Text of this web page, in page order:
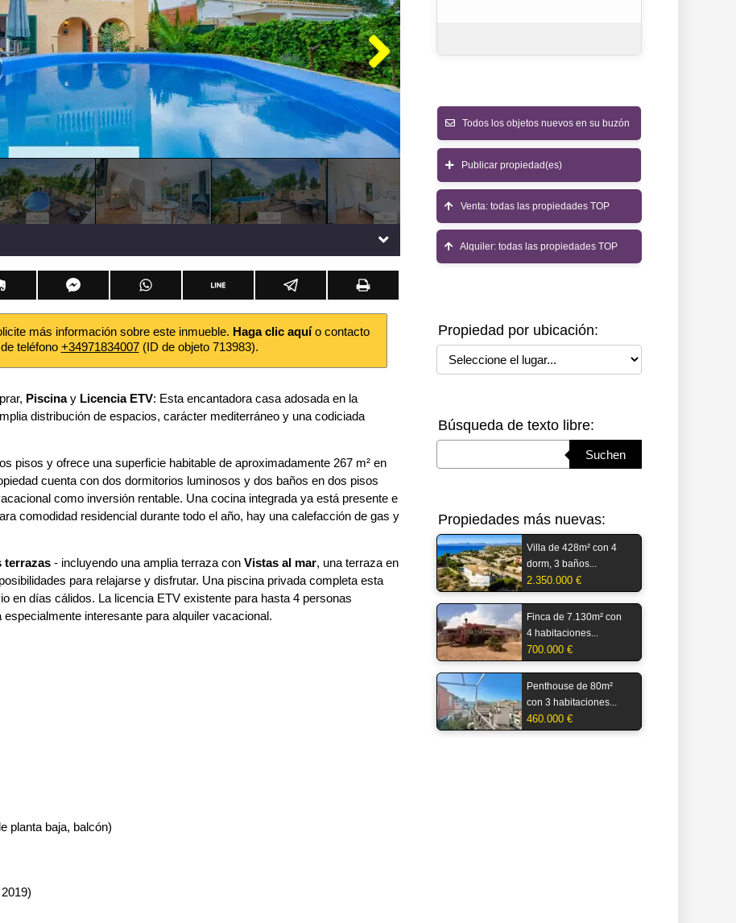
más información sobre este inmueble. Haga clic aquío contacto
teléfono +34971834007(ID de objeto 713983).
Piscinay Licencia ETV: Esta encantadora casa adosada en la
distribución de espacios, carácter mediterráneo y una codiciada
pisos y ofrece una superficie habitable de aproximadamente 267 m² en
cuenta con dos dormitorios luminosos y dos baños en dos pisos
como inversión rentable. Una cocina integrada ya está presente e
comodidad residencial durante todo el año, hay una calefacción de gas y
terrazas - incluyendo una amplia terraza con Vistas al mar, una terraza en
para relajarse y disfrutar. Una piscina privada completa esta
en días cálidos. La licencia ETV existente para hasta 4 personas
interesante para alquiler vacacional.
planta baja, balcón)
Todos los objetos nuevos en su buzón
Publicar propiedad(es)
Venta: todas las propiedades TOP
Alquiler: todas las propiedades TOP
Propiedad por ubicación:
Seleccione el lugar
Búsqueda de texto libre:
Suchen
Propiedades más nuevas:
Villa de 428m² con 4
dorm, 3 baños...
2.350.000 €
Finca de 7.130m² con
4 habitaciones...
700.000 €
Penthouse de 80m²
con 3 habitaciones...
460.000 €